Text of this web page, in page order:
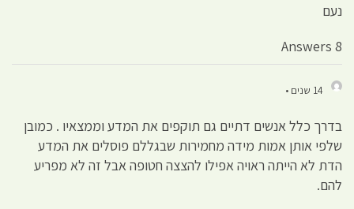
נעם
8 Answers
14 שנים •
בדרך כלל אנשים דתיים גם תוקפים את המדע וממצאיו . כמובן
שלפי אותן אמות מידה מחמירות שבגללם פוסלים את המדע
הדת לא הייתה ראויה אפילו להצצה חטופה אבל זה לא מפריע
להם.